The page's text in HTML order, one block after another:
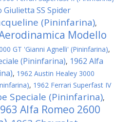
Giulietta SS Spider
(Pininfarina),
Modello
GT 'Gianni Agnelli' (Pininfarina),
(Pininfarina), 1962 Alfa
, 1962 Austin Healey 3000
, 1962 Ferrari Superfast IV
Speciale (Pininfarina),
Alfa Romeo 2600